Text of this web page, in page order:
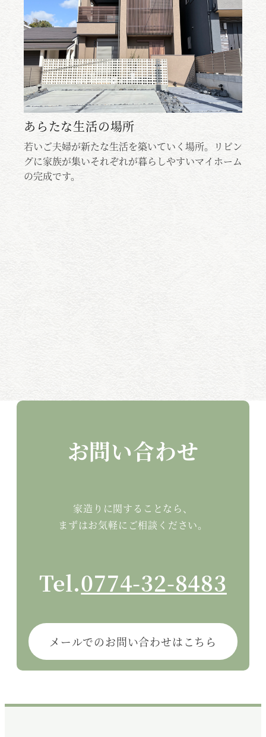
あらたな生活の場所
若いご夫婦が新たな生活を築いていく場所。リビン
グに家族が集いそれぞれが暮らしやすいマイホーム
の完成です。
お問い合わせ
家造りに関することなら、
まずはお気軽にご相談ください。
Tel.0774-32-8483
メールでのお問い合わせはこちら